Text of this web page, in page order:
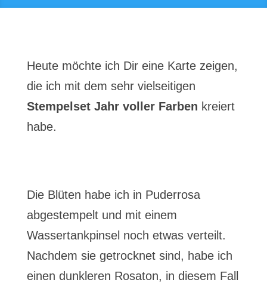
Heute möchte ich Dir eine Karte zeigen,
die ich mit dem sehr vielseitigen
Stempelset Jahr voller Farben kreiert
habe.
Die Blüten habe ich in Puderrosa
abgestempelt und mit einem
Wassertankpinsel noch etwas verteilt.
Nachdem sie getrocknet sind, habe ich
einen dunkleren Rosaton, in diesem Fall